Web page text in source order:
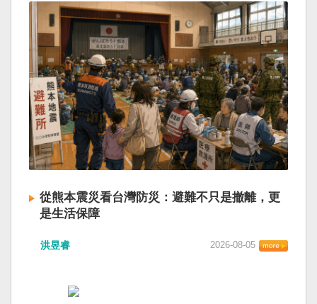
從熊本震災看台灣防災：避難不只是撤離，更
是生活保障
洪昱睿 2026-08-05